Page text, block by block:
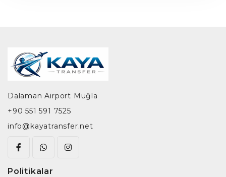
Dalaman Airport Muğla
+90 551 591 7525
info@kayatransfer.net
Politikalar